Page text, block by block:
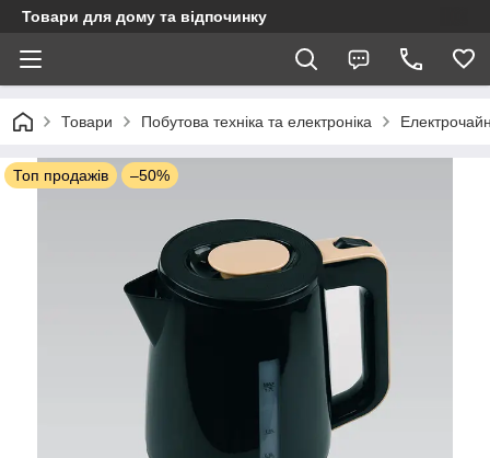
Товари для дому та відпочинку
Товари Побутова техніка та електроніка
Топ продажів –50%